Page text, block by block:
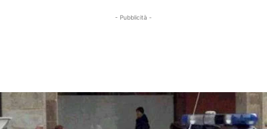
- Pubblicità -